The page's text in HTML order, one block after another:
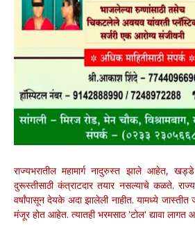
राज्यभरातील महामार्ग नादुरुस्त झाले आहेत,
दुरूस्तीसाठी कंत्राटदार तयार नसल्याचे कळते.
वर्षांपासून देयके अदा झालेली नाहीत. यामध्ये
मंजूर होत आहेत. त्यातही भरमसाठ 'टोल' द्यावा लागत